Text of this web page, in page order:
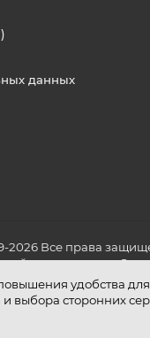
удобства
и выбора сторонних
данных
Все права
положениями